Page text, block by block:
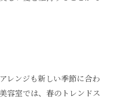
レンジも新しい季節に合わ
容室では、春のトレンドス